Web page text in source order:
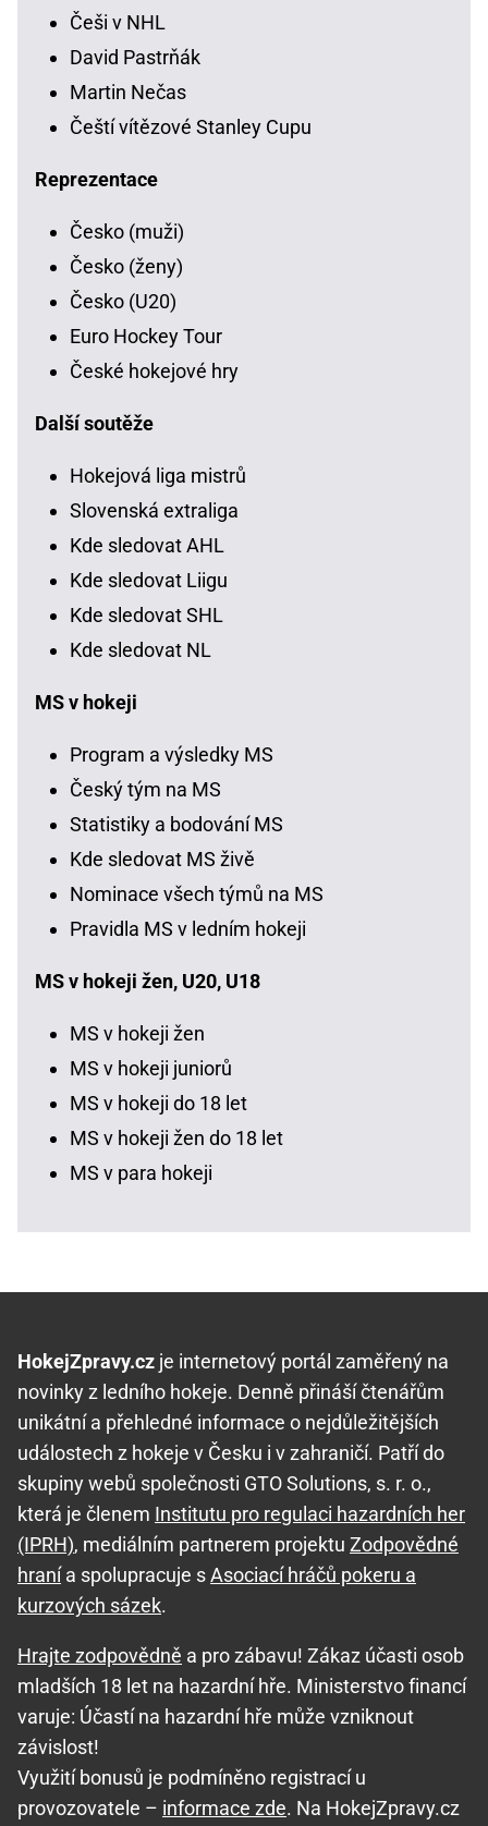
Češi v NHL
David Pastrňák
Martin Nečas
Čeští vítězové Stanley Cupu
Reprezentace
Česko (muži)
Česko (ženy)
Česko (U20)
Euro Hockey Tour
České hokejové hry
Další soutěže
Hokejová liga mistrů
Slovenská extraliga
Kde sledovat AHL
Kde sledovat Liigu
Kde sledovat SHL
Kde sledovat NL
MS v hokeji
Program a výsledky MS
Český tým na MS
Statistiky a bodování MS
Kde sledovat MS živě
Nominace všech týmů na MS
Pravidla MS v ledním hokeji
MS v hokeji žen, U20, U18
MS v hokeji žen
MS v hokeji juniorů
MS v hokeji do 18 let
MS v hokeji žen do 18 let
MS v para hokeji
HokejZpravy.cz je internetový portál zaměřený na
novinky z ledního hokeje. Denně přináší čtenářům
unikátní a přehledné informace o nejdůležitějších
událostech z hokeje v Česku i v zahraničí. Patří do
skupiny webů společnosti GTO Solutions, s. r. o.,
která je členem Institutu pro regulaci hazardních her
(IPRH), mediálním partnerem projektu Zodpovědné
hranía spolupracuje sAsociací hráčů pokeru a
kurzových sázek.
Hrajte zodpovědně a pro zábavu! Zákaz účasti osob
mladších 18 let na hazardní hře. Ministerstvo financí
varuje: Účastí na hazardní hře může vzniknout
závislost!
Využití bonusů je podmíněno registrací u
provozovatele – informace zde. Na HokejZpravy.cz